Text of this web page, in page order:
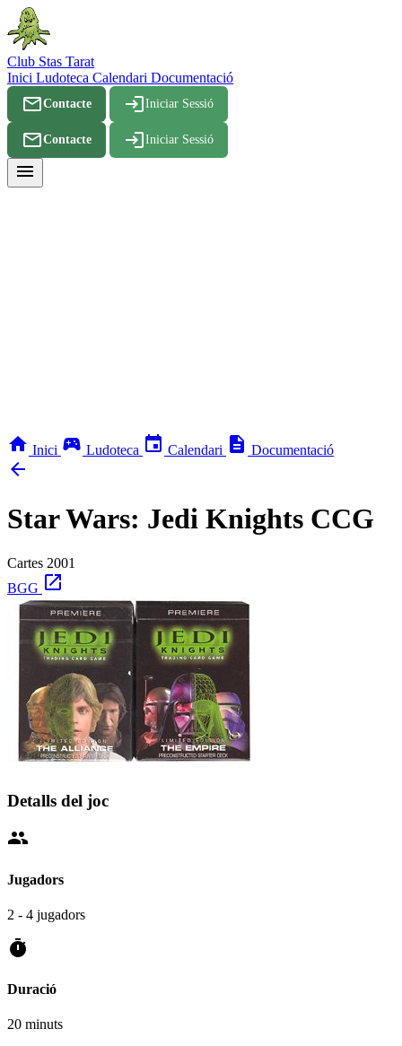
Club Stas Tarat
Inici Ludoteca Calendari Documentació
mail_outlineContacte loginIniciar Sessió
mail_outlineContacte loginIniciar Sessió
menu
home Inici sports_esports Ludoteca event Calendari description Documentació
arrow_back
Star Wars: Jedi Knights CCG
Cartes 2001
BGG open_in_new
Detalls del joc
people
Jugadors
2 - 4 jugadors
timer
Duració
20 minuts